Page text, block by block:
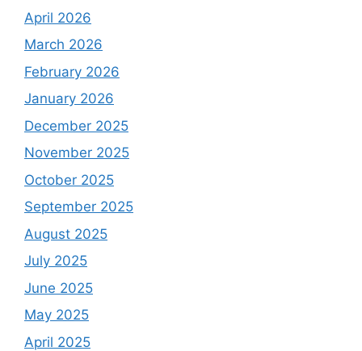
April 2026
March 2026
February 2026
January 2026
December 2025
November 2025
October 2025
September 2025
August 2025
July 2025
June 2025
May 2025
April 2025